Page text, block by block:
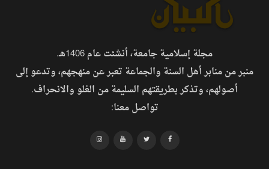
مجلة إسلامية جامعة، أنشئت عام 1406هـ.
منبر من منابر أهل السنة والجماعة تعبر عن منهجهم، وتدعو إلى
أصولهم، وتذكر بطريقتهم السليمة من الغلو والانحراف.
تواصل معنا: